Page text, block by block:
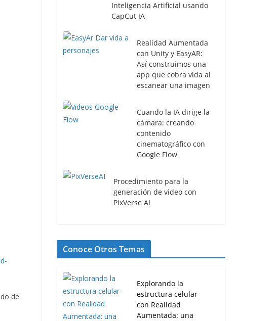
de
Inteligencia Artificial usando
CapCut IA
Realidad Aumentada
con Unity y EasyAR:
Así construimos una
app que cobra vida al
escanear una imagen
Cuando la IA dirige la
cámara: creando
contenido
cinematográfico con
Google Flow
Procedimiento para la
generación de video con
PixVerse AI
Conoce Otros Temas
Explorando la
estructura celular
con Realidad
Aumentada: una